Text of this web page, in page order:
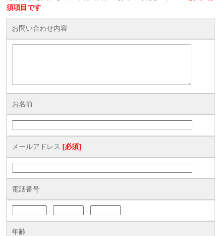
須項目です
お問い合わせ内容
お名前
メールアドレス[必須]
電話番号
- -
年齢